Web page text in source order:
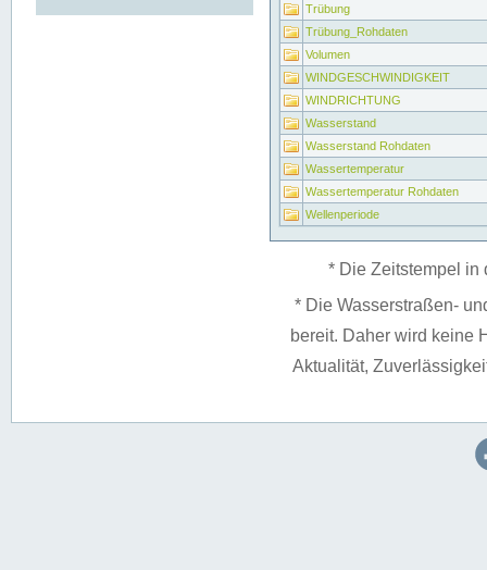
Trübung
Trübung_Rohdaten
Volumen
WINDGESCHWINDIGKEIT
WINDRICHTUNG
Wasserstand
Wasserstand Rohdaten
Wassertemperatur
Wassertemperatur Rohdaten
Wellenperiode
* Die Zeitstempel in
* Die Wasserstraßen-
bereit. Daher wird keine
Aktualität,